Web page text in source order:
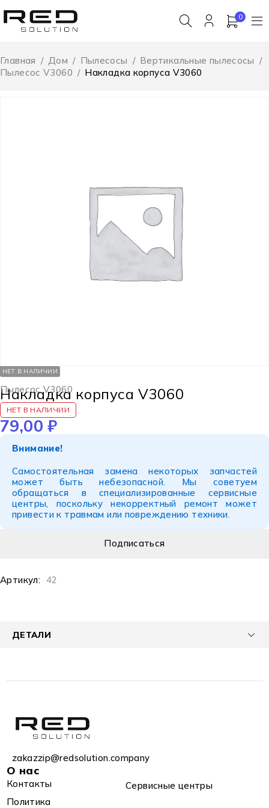
0
Главная / Дом / Пылесосы / Вертикальные пылесосы /
Пылесос V3060 / Накладка корпуса V3060
НЕТ В НАЛИЧИИ
Пылесос V3060
Накладка корпуса V3060
НЕТ В НАЛИЧИИ
79,00₽
Внимание!
Самостоятельная замена некоторых запчастей
может быть небезопасной. Мы советуем
обращаться в специализированные сервисные
центры, поскольку некорректный ремонт может
привести к травмам или повреждению техники.
Артикул: 42
ДЕТАЛИ
zakazzip@redsolution.company
О нас
Контакты
Сервисные центры
Политика